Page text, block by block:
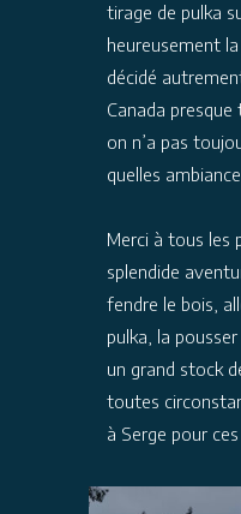
tirage de pulka
heureusement
décidé
Canada
on n’a pas
quelles
Merci à tous les
splendide
fendre le bois,
pulka, la
un grand stock
toutes
à Serge pour